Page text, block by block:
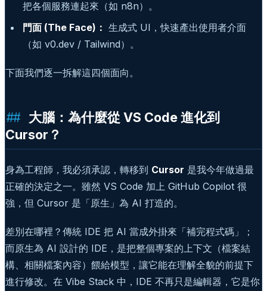
把各個服務連起來（如 n8n）。
門面 (The Face)： 生成式 UI，快速產出使用者介面
（如 v0.dev / Tailwind）。
下面我們逐一拆解這四個面向。
大腦：為什麼從 VS Code 進化到
Cursor？
身為工程師，我必須承認，轉移到 Cursor 是我今年做過最
正確的決定之一。雖然 VS Code 加上 GitHub Copilot 很
強，但 Cursor 是「原生」為 AI 打造的。
差別在哪裡？傳統 IDE 把 AI 當成外掛來「補完程式碼」；
而原生為 AI 設計的 IDE，是把整個專案的上下文（檔案結
構、相關檔案內容）餵給模型，讓它能在理解全貌的前提下
進行修改。在 Vibe Stack 中，IDE 不再只是編輯器，它是你